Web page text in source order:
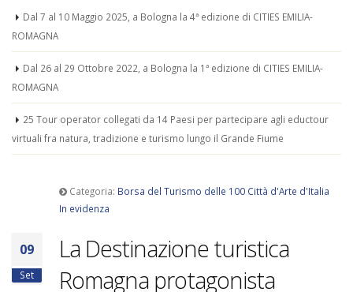
Dal 7 al 10 Maggio 2025, a Bologna la 4ª edizione di CITIES EMILIA-
ROMAGNA
Dal 26 al 29 Ottobre 2022, a Bologna la 1ª edizione di CITIES EMILIA-
ROMAGNA
25 Tour operator collegati da 14 Paesi per partecipare agli eductour
virtuali fra natura, tradizione e turismo lungo il Grande Fiume
Categoria: Borsa del Turismo delle 100 Città d'Arte d'Italia
In evidenza
09
Set
La Destinazione turistica
Romagna protagonista